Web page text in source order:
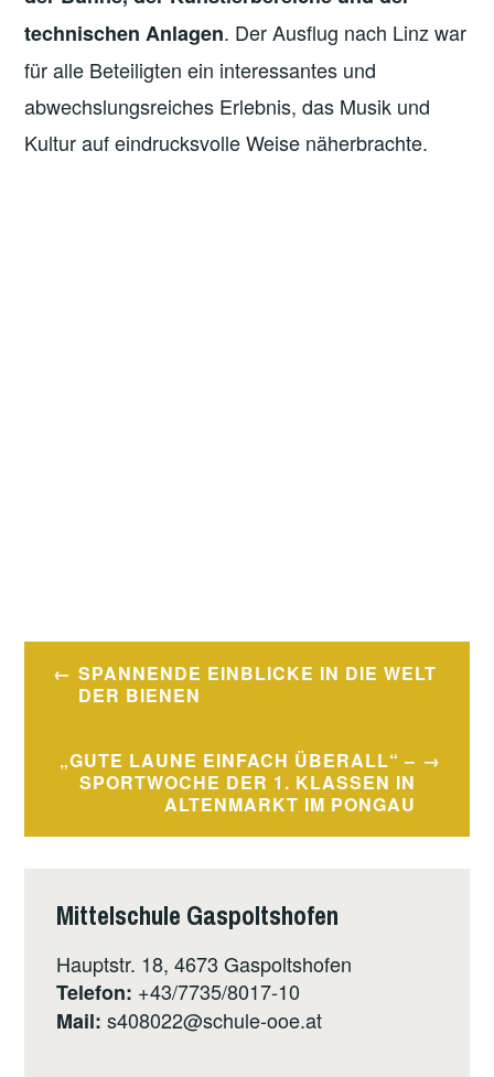
technischen Anlagen. Der Ausflug nach Linz war
für alle Beteiligten ein interessantes und
abwechslungsreiches Erlebnis, das Musik und
Kultur auf eindrucksvolle Weise näherbrachte.
Beitragsnavigation
SPANNENDE EINBLICKE IN DIE WELT
DER BIENEN
„GUTE LAUNE EINFACH ÜBERALL“ –
SPORTWOCHE DER 1. KLASSEN IN
ALTENMARKT IM PONGAU
Mittelschule Gaspoltshofen
Hauptstr. 18, 4673 Gaspoltshofen
Telefon: +43/7735/8017-10
Mail: s408022@schule-ooe.at